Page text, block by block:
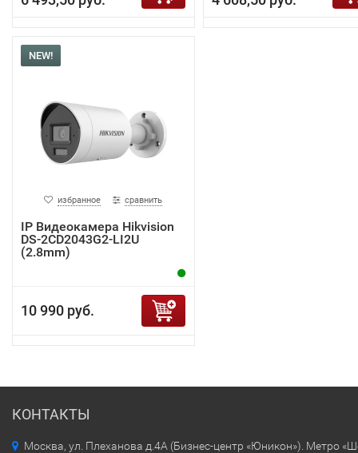
NEW!
избранное сравнить
IP Видеокамера Hikvision
DS-2CD2043G2-LI2U
(2.8mm)
10 990 руб.
КОНТАКТЫ
Москва, ул. Плеханова д.4А (Бизнес-центр «Юникон»). Метро